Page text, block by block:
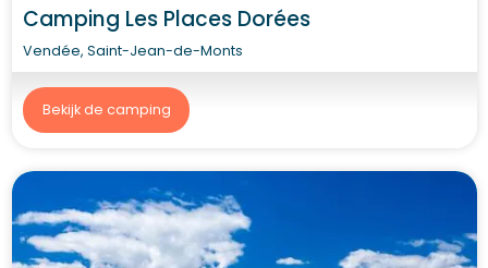
Camping Les Places Dorées
Vendée, Saint-Jean-de-Monts
Bekijk de camping